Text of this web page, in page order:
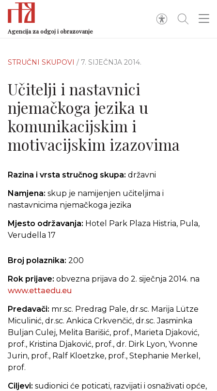
Agencija za odgoj i obrazovanje
STRUČNI SKUPOVI / 7. SIJEČNJA 2014.
Učitelji i nastavnici
njemačkoga jezika u
komunikacijskim i
motivacijskim izazovima
Razina i vrsta stručnog skupa: državni
Namjena: skup je namijenjen učiteljima i
nastavnicima njemačkoga jezika
Mjesto održavanja: Hotel Park Plaza Histria, Pula,
Verudella 17
Broj polaznika: 200
Rok prijave: obvezna prijava do 2. siječnja 2014. na
www.ettaedu.eu
Predavači: mr.sc. Predrag Pale, dr.sc. Marija Lütze
Miculinić, dr.sc. Ankica Crkvenčić, dr.sc. Jasminka
Buljan Culej, Melita Barišić, prof., Marieta Djaković,
prof., Kristina Djaković, prof., dr. Dirk Lyon, Yvonne
Jurin, prof., Ralf Kloetzke, prof., Stephanie Merkel,
prof.
Ciljevi: sudionici će poticati, razvijati i osnaživati opće,